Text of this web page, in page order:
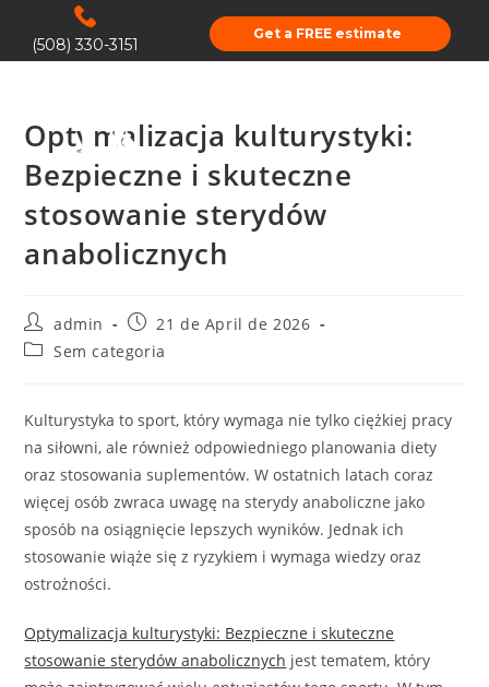
(508) 330-3151
Get a FREE estimate
Optymalizacja kulturystyki:
Bezpieczne i skuteczne
stosowanie sterydów
anabolicznych
admin
21 de April de 2026
Sem categoria
Kulturystyka to sport, który wymaga nie tylko ciężkiej pracy
na siłowni, ale również odpowiedniego planowania diety
oraz stosowania suplementów. W ostatnich latach coraz
więcej osób zwraca uwagę na sterydy anaboliczne jako
sposób na osiągnięcie lepszych wyników. Jednak ich
stosowanie wiąże się z ryzykiem i wymaga wiedzy oraz
ostrożności.
Optymalizacja kulturystyki: Bezpieczne i skuteczne
stosowanie sterydów anabolicznych jest tematem, który